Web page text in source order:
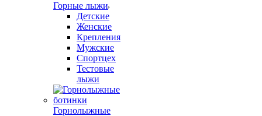
Горные лыжи
Детские
Женские
Крепления
Мужские
Спортцех
Тестовые
лыжи
Горнолыжные